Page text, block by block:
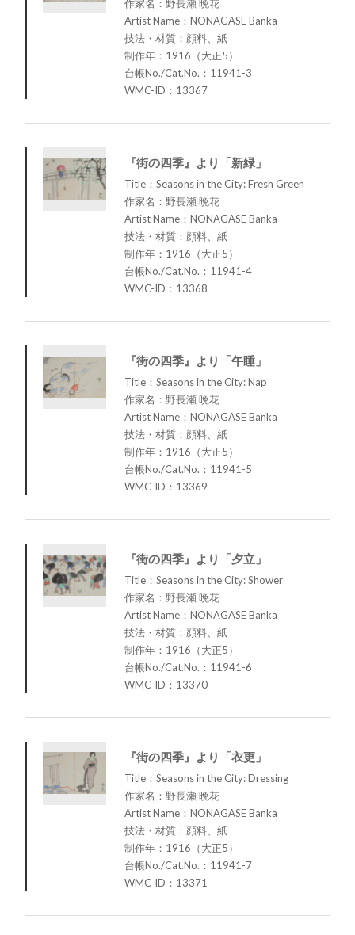
作家名：野長瀬 晩花
Artist Name：NONAGASE Banka
技法・材質：顔料、紙
制作年：1916（大正5）
台帳No./Cat.No.：11941-3
WMC-ID：13367
『街の四季』より「新緑」
Title：Seasons in the City: Fresh Green
作家名：野長瀬 晩花
Artist Name：NONAGASE Banka
技法・材質：顔料、紙
制作年：1916（大正5）
台帳No./Cat.No.：11941-4
WMC-ID：13368
『街の四季』より「午睡」
Title：Seasons in the City: Nap
作家名：野長瀬 晩花
Artist Name：NONAGASE Banka
技法・材質：顔料、紙
制作年：1916（大正5）
台帳No./Cat.No.：11941-5
WMC-ID：13369
『街の四季』より「夕立」
Title：Seasons in the City: Shower
作家名：野長瀬 晩花
Artist Name：NONAGASE Banka
技法・材質：顔料、紙
制作年：1916（大正5）
台帳No./Cat.No.：11941-6
WMC-ID：13370
『街の四季』より「衣更」
Title：Seasons in the City: Dressing
作家名：野長瀬 晩花
Artist Name：NONAGASE Banka
技法・材質：顔料、紙
制作年：1916（大正5）
台帳No./Cat.No.：11941-7
WMC-ID：13371